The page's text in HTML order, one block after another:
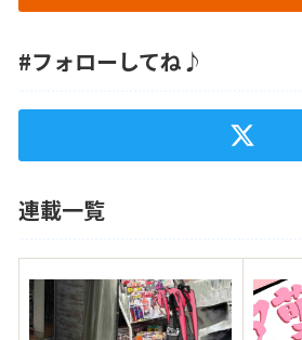
#フォローしてね♪
連載一覧